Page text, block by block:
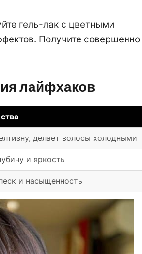
гель-лак с цветными
Получите совершенно
лайфхаков
делает волосы холодными
и яркость
и насыщенность